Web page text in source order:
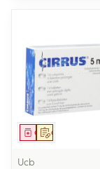
Op voorschrift
Geneesmiddel
Ucb